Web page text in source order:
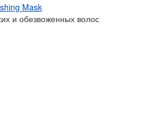
Mask
и обезвоженных волос